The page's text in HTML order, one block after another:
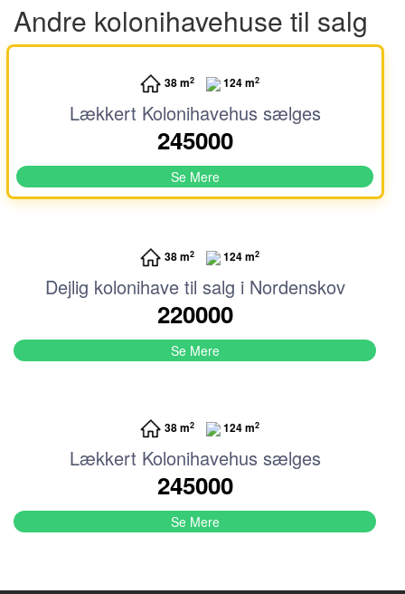
Andre kolonihavehuse til salg
38 m2 124 m2
Lækkert Kolonihavehus sælges
245000
Se Mere
38 m2 124 m2
Dejlig kolonihave til salg i Nordenskov
220000
Se Mere
38 m2 124 m2
Lækkert Kolonihavehus sælges
245000
Se Mere